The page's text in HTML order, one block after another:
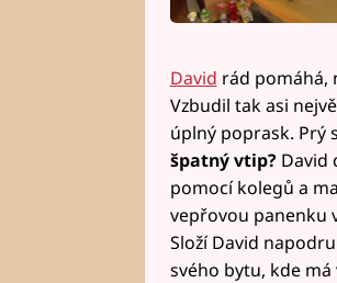
David rád pomáhá,
Vzbudil tak asi
úplný poprask. Prý
špatný vtip?David
pomocí kolegů a
vepřovou panenku
Složí David
svého bytu, kde